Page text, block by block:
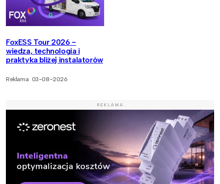
FoxESS Tour 2026 -
wiedza, technologia i
praktyka bliżej instalatorów
Reklama 03-08-2026
REKLAMA